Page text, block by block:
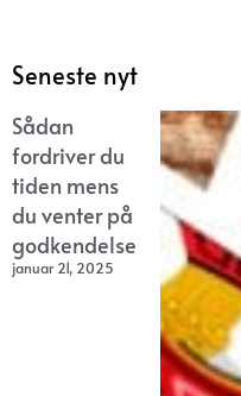
Seneste nyt
Sådan
fordriver du
tiden mens
du venter på
godkendelse
januar 21, 2025